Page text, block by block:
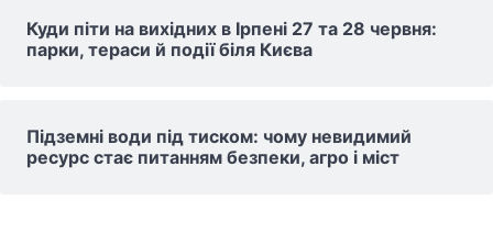
Куди піти на вихідних в Ірпені 27 та 28 червня:
парки, тераси й події біля Києва
Підземні води під тиском: чому невидимий
ресурс стає питанням безпеки, агро і міст